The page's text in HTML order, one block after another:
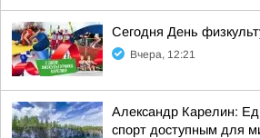
Сегодня День
Вчера, 12:21
Александр Карелин:
спорт доступным для